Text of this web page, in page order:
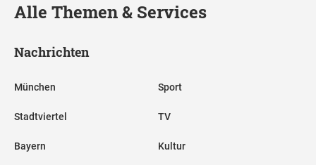
Alle Themen & Services
Nachrichten
München
Stadtviertel
Bayern
Sport
TV
Kultur